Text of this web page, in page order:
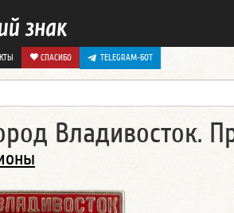
СПАСИБО TELEGRAM-БОТ
Владивосток.